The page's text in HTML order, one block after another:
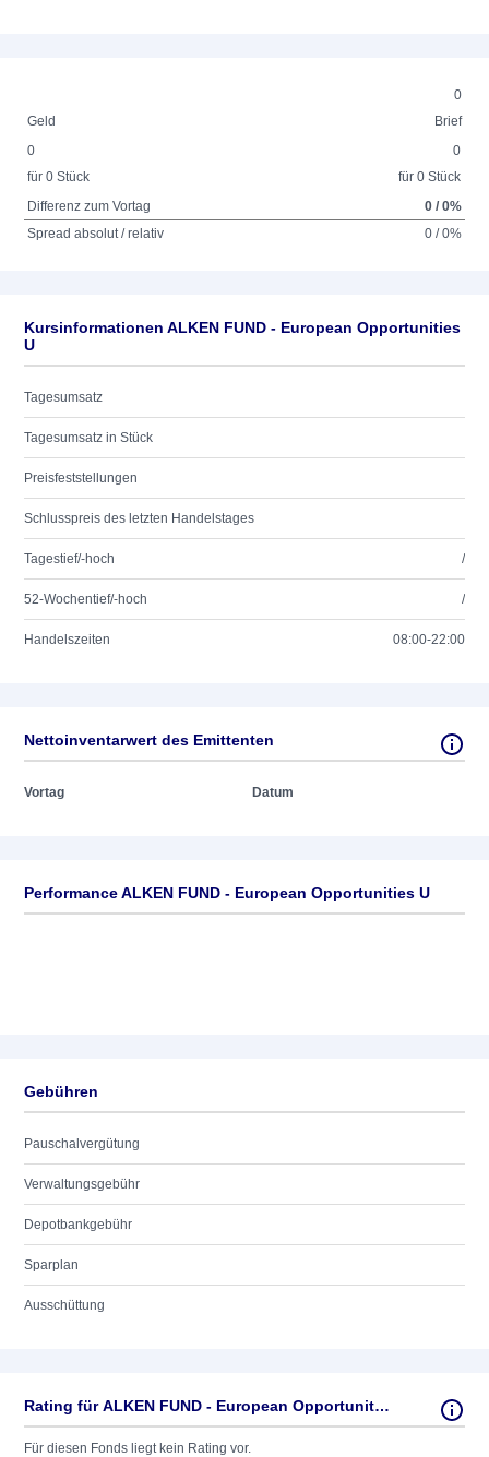
0
Geld
Brief
0
für 0 Stück
0
für 0 Stück
Differenz zum Vortag
0 / 0%
Spread absolut / relativ
0 / 0%
Kursinformationen ALKEN FUND - European Opportunities
U
Tagesumsatz
Tagesumsatz in Stück
Preisfeststellungen
Schlusspreis des letzten Handelstages
Tagestief/-hoch /
52-Wochentief/-hoch /
Handelszeiten 08:00-22:00
Nettoinventarwert des Emittenten
Vortag Datum
Performance ALKEN FUND - European Opportunities U
Gebühren
Pauschalvergütung
Verwaltungsgebühr
Depotbankgebühr
Sparplan
Ausschüttung
Rating für ALKEN FUND - European Opportunities U
Für diesen Fonds liegt kein Rating vor.